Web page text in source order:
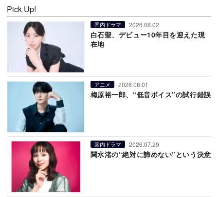
Pick Up!
国内ドラマ 2026.08.02
白石聖、デビュー10年目を迎えた現
在地
アニメ 2026.08.01
梅原裕一郎、“低音ボイス”の試行錯誤
国内ドラマ 2026.07.29
関水渚の“絶対に諦めない”という決意